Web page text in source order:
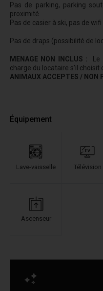
Pas de parking, parking
proximité.
Pas de casier à ski, pas de wifi
Pas de draps (possibilité de
MENAGE NON INCLUS :
charge du locataire s'il choisit
ANIMAUX ACCEPTES / NON
Équipement
Lave-vaisselle Télévision
Ascenseur